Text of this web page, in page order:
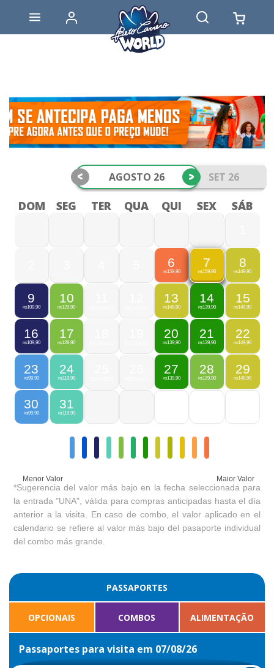
AGOSTO 26 SET 26
< >
DOM SEG TER QUA QUI SEX SÁB
6
R$159,90
7
R$159,90
8
R$149,90
9
R$109,90
10
R$129,90
13
R$149,90
14
R$139,90
15
R$149,90
16
R$109,90
17
R$129,90
20
R$139,90
21
R$139,90
22
R$149,90
23
R$99,90
24
R$119,90
27
R$139,90
28
R$129,90
29
R$149,90
30
R$99,90
31
R$119,90
Menor Valor Maior Valor
*Sugerencia del valor más bajo en la fecha seleccionada para
la entrada "UNA", válida para compras anticipadas hasta el día
anterior a la visita. En caso de combo, el valor aplicado en el
calendario se refiere al valor más bajo del pasaporte individual
del combo más grande.
PASSAPORTES
OPCIONAIS COMBOS ALIMENTAÇÃO
Passaportes para visita em 07/08/26